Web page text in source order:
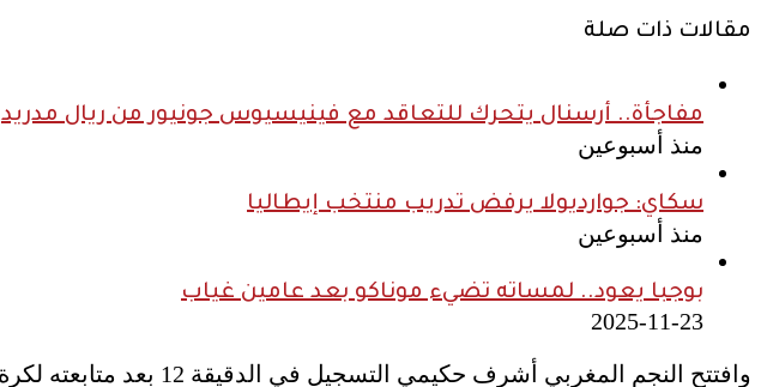
مقالات ذات صلة
مفاجأة.. أرسنال يتحرك للتعاقد مع فينيسيوس جونيور من ريال مدريد
منذ أسبوعين
سكاي: جوارديولا يرفض تدريب منتخب إيطاليا
منذ أسبوعين
بوجبا يعود.. لمساته تضيء موناكو بعد عامين غياب
2025-11-23
وافتتح النجم المغربي أشرف حكيمي التسجيل في الدقيقة 12 بعد متابعته لكرة أهداها له ديزيري دوي أمام المرمى.